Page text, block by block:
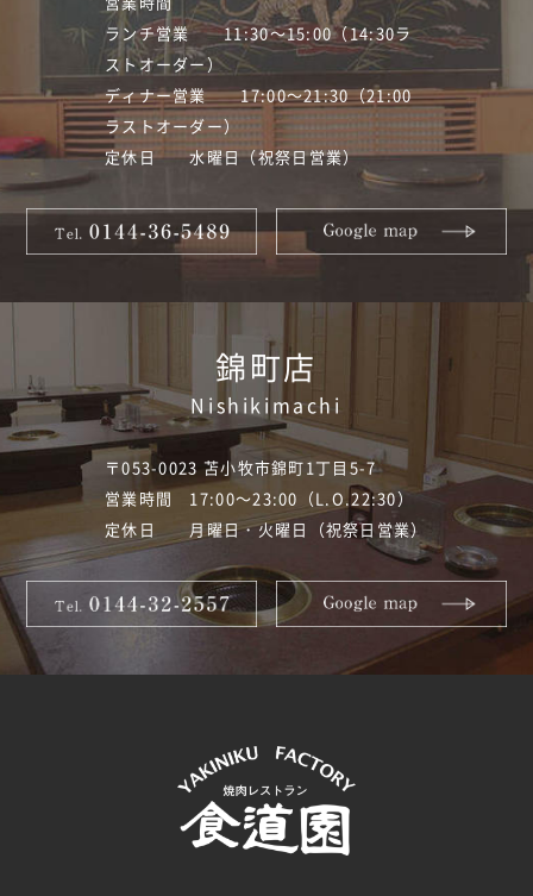
ランチ営業 11:30～15:00（14:30ラ
ストオーダー）
ディナー営業 17:00～21:30（21:00
ラストオーダー）
定休日 水曜日（祝祭日営業）
錦町店
Nishikimachi
〒053-0023 苫小牧市錦町1丁目5-7
営業時間 17:00～23:00（L.O.22:30）
定休日 月曜日・火曜日（祝祭日営業）